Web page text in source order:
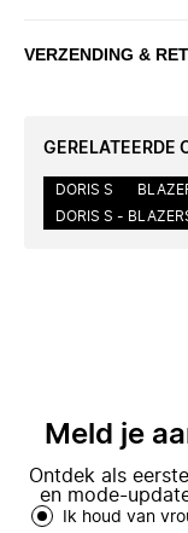
VERZENDING &
GERELATEERDE
DORIS S
DORIS S -
Meld je
Ontdek als
en mode-
Ik houd van